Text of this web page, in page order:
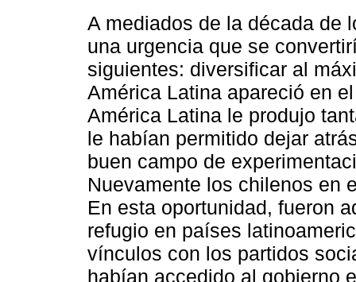
A mediados de la década de
una urgencia que se
siguientes: diversificar al
América Latina apareció en
América Latina le produjo
le habían permitido dejar
buen campo de
Nuevamente los chilenos en
En esta oportunidad, fueron
refugio en países
vínculos con los partidos
habían accedido al gobierno